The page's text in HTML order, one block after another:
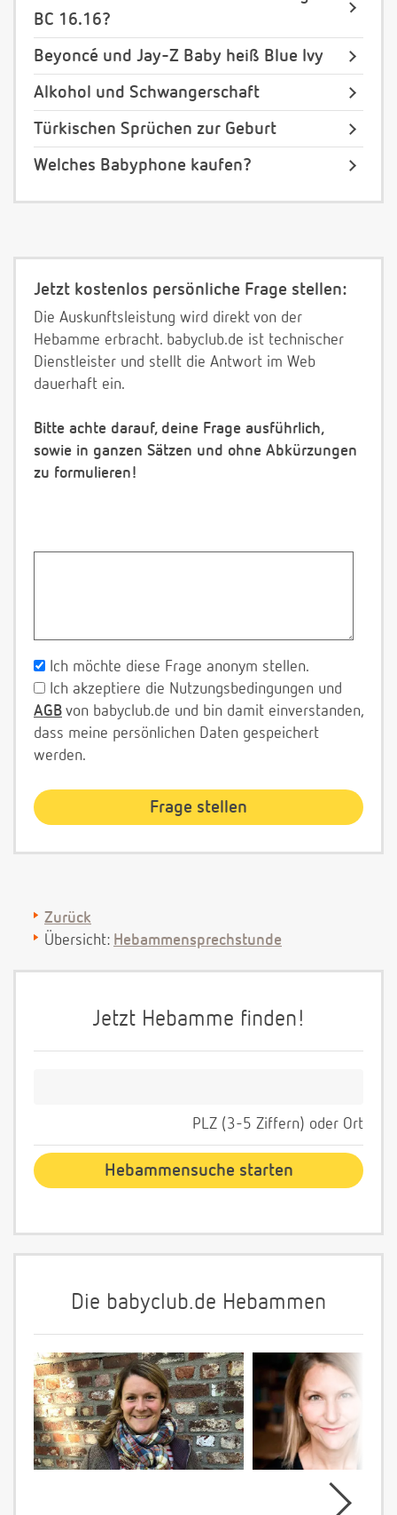
BC 16.16?
Beyoncé und Jay-Z Baby heiß Blue Ivy
Alkohol und Schwangerschaft
Türkischen Sprüchen zur Geburt
Welches Babyphone kaufen?
Jetzt kostenlos persönliche Frage stellen:
Die Auskunftsleistung wird direkt von der
Hebamme erbracht. babyclub.de ist technischer
Dienstleister und stellt die Antwort im Web
dauerhaft ein.
Bitte achte darauf, deine Frage ausführlich,
sowie in ganzen Sätzen und ohne Abkürzungen
zu formulieren!
Ich möchte diese Frage anonym stellen.
Ich akzeptiere die Nutzungsbedingungen und
AGB von babyclub.de und bin damit einverstanden,
dass meine persönlichen Daten gespeichert
werden.
Zurück
Übersicht: Hebammensprechstunde
Jetzt Hebamme finden!
PLZ (3-5 Ziffern) oder Ort
Die babyclub.de Hebammen